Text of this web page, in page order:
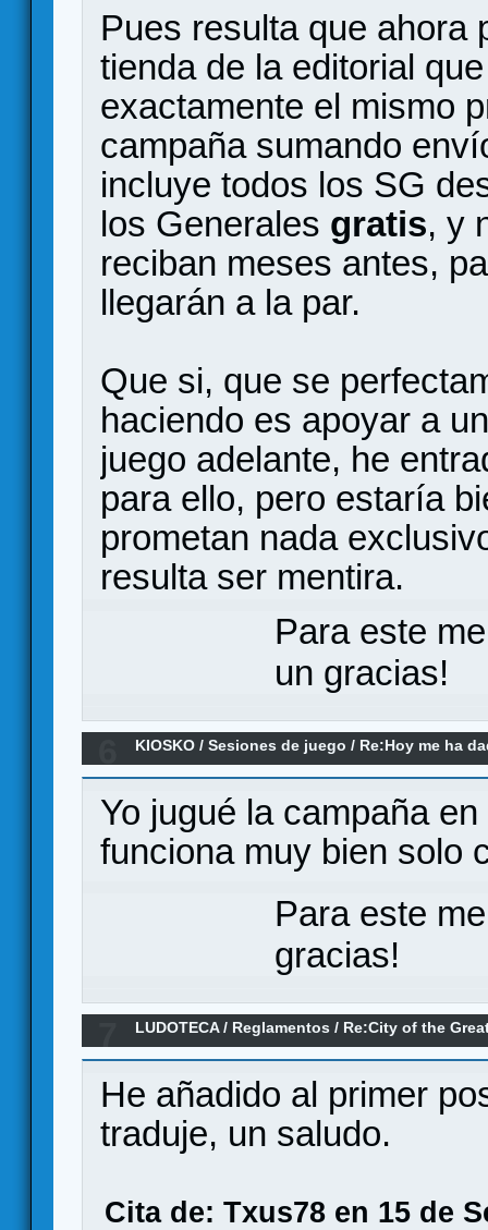
Pues resulta que ahora
tienda de la editorial
exactamente el mismo
campaña sumando
incluye todos los SG
los Generales gratis, y
reciban meses antes,
llegarán a la par.
Que si, que se
haciendo es apoyar a
juego adelante, he
para ello, pero estaría
prometan nada
resulta ser mentira.
Para este
un gracias!
KIOSKO /Sesiones de juego / Re:Hoy me ha
Yo jugué la campaña
funciona muy bien solo
Para este
gracias!
LUDOTECA/ Reglamentos / Re:City of the
core y expansión)
He añadido al primer
traduje, un saludo.
Cita de: Txus78 en 15 de